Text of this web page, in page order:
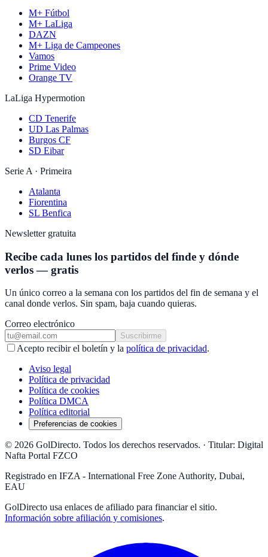
M+ Fútbol
M+ LaLiga
DAZN
M+ Liga de Campeones
Vamos
Prime Video
Orange TV
LaLiga Hypermotion
CD Tenerife
UD Las Palmas
Burgos CF
SD Eibar
Serie A · Primeira
Atalanta
Fiorentina
SL Benfica
Newsletter gratuita
Recibe cada lunes los partidos del finde y dónde
verlos — gratis
Un único correo a la semana con los partidos del fin de semana y el
canal donde verlos. Sin spam, baja cuando quieras.
Correo electrónico
Suscribirme
Acepto recibir el boletín y la política de privacidad.
Aviso legal
Política de privacidad
Política de cookies
Política DMCA
Política editorial
Preferencias de cookies
© 2026 GolDirecto. Todos los derechos reservados. · Titular: Digital
Nafta Portal FZCO
Registrado en IFZA - International Free Zone Authority, Dubai,
EAU
GolDirecto usa enlaces de afiliado para financiar el sitio.
Información sobre afiliación y comisiones.